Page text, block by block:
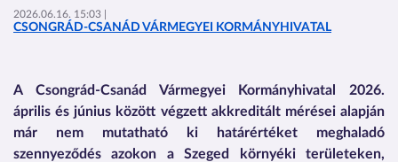
2026.06.16. 15:03 |
CSONGRÁD-CSANÁD VÁRMEGYEI KORMÁNYHIVATAL
A Csongrád-Csanád Vármegyei Kormányhivatal 2026.
április és június között végzett akkreditált mérései alapján
már nem mutatható ki határértéket meghaladó
szennyeződés azokon a Szeged környéki területeken,